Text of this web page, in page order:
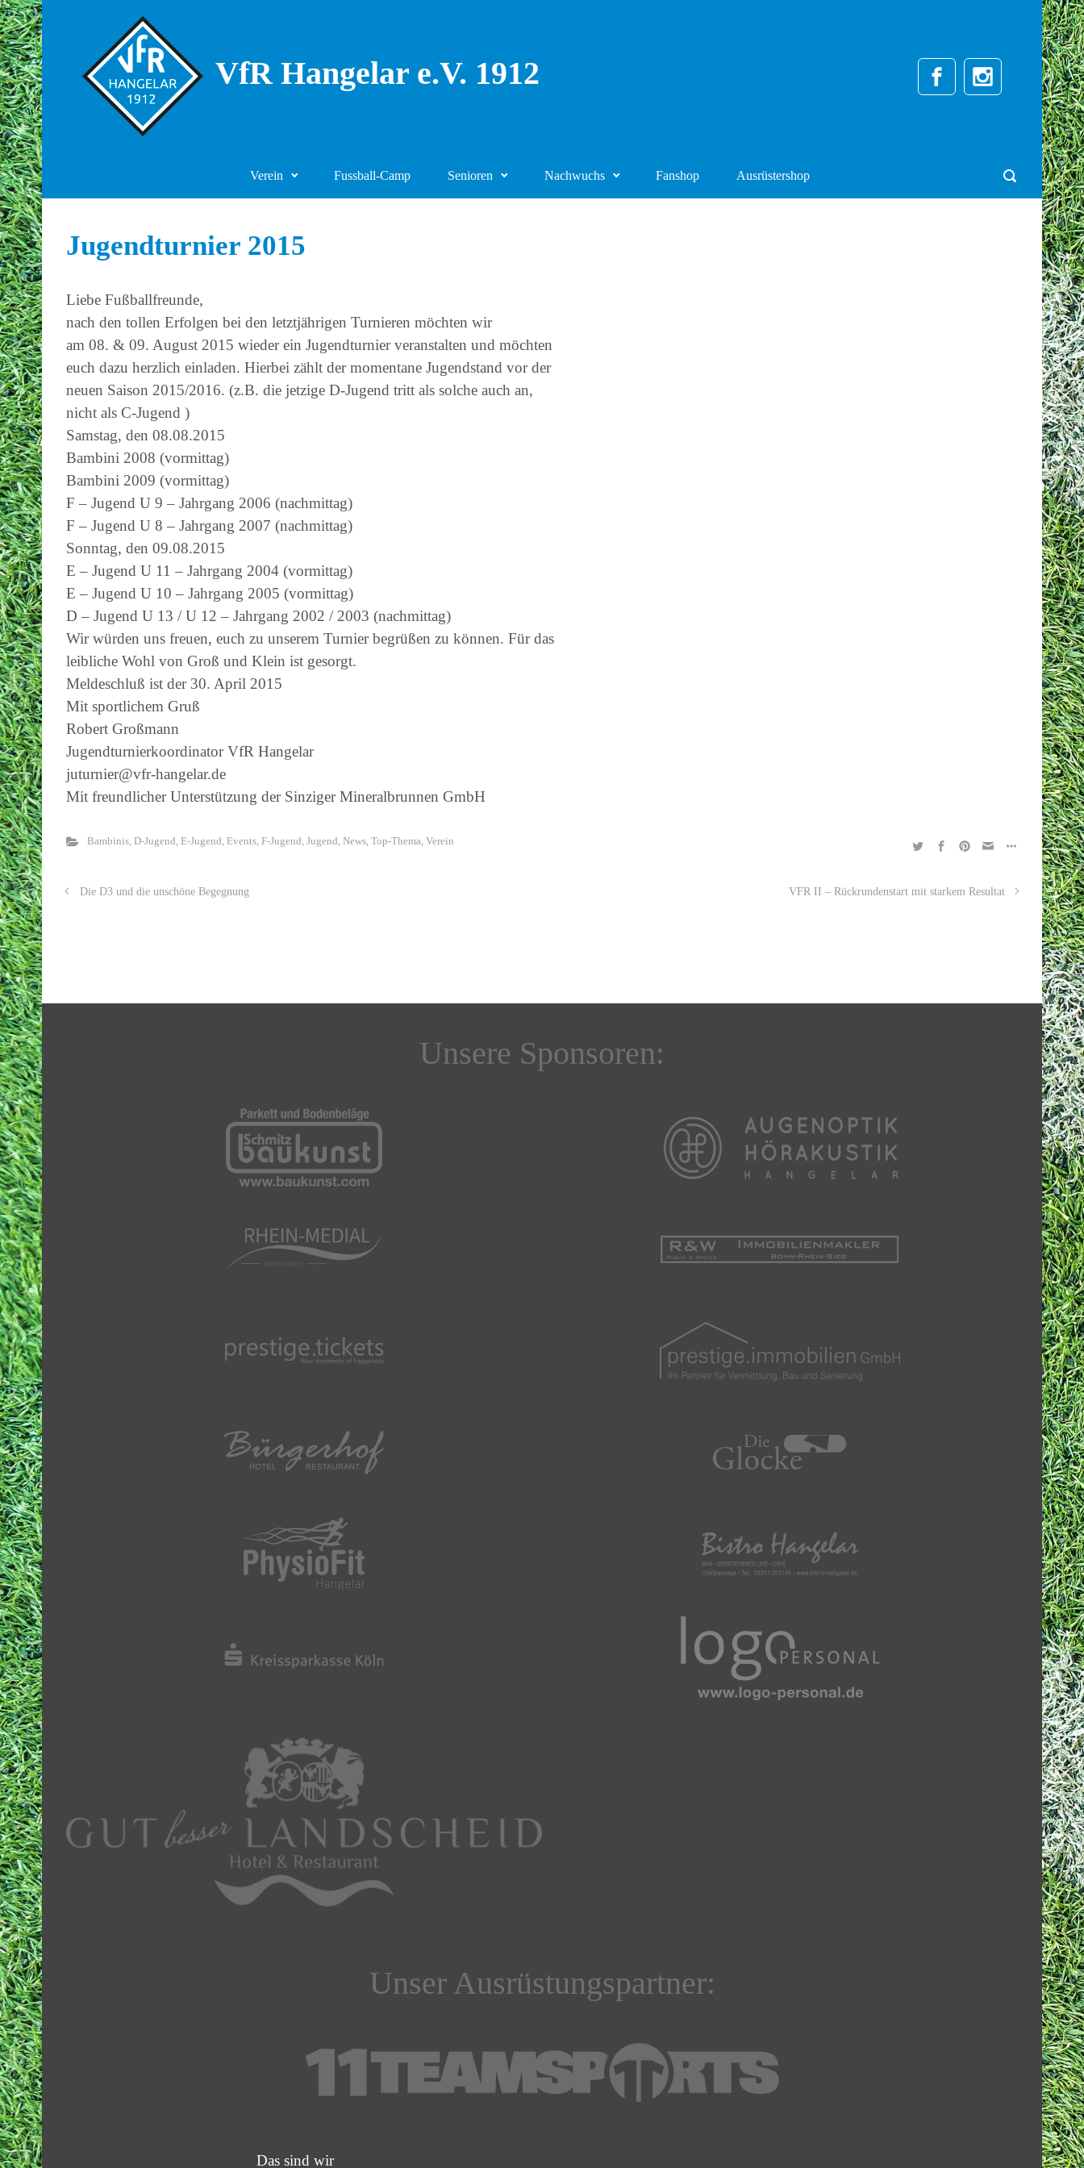
Zum Hauptinhalt springen
VfR Hangelar e.V. 1912
Verein Fussball-Camp Senioren Nachwuchs Fanshop Ausrüstershop
Jugendturnier 2015
Liebe Fußballfreunde,
nach den tollen Erfolgen bei den letztjährigen Turnieren möchten wir
am 08. & 09. August 2015 wieder ein Jugendturnier veranstalten und möchten
euch dazu herzlich einladen. Hierbei zählt der momentane Jugendstand vor der
neuen Saison 2015/2016. (z.B. die jetzige D-Jugend tritt als solche auch an,
nicht als C-Jugend )
Samstag, den 08.08.2015
Bambini 2008 (vormittag)
Bambini 2009 (vormittag)
F – Jugend U 9 – Jahrgang 2006 (nachmittag)
F – Jugend U 8 – Jahrgang 2007 (nachmittag)
Sonntag, den 09.08.2015
E – Jugend U 11 – Jahrgang 2004 (vormittag)
E – Jugend U 10 – Jahrgang 2005 (vormittag)
D – Jugend U 13 / U 12 – Jahrgang 2002 / 2003 (nachmittag)
Wir würden uns freuen, euch zu unserem Turnier begrüßen zu können. Für das
leibliche Wohl von Groß und Klein ist gesorgt.
Meldeschluß ist der 30. April 2015
Mit sportlichem Gruß
Robert Großmann
Jugendturnierkoordinator VfR Hangelar
juturnier@vfr-hangelar.de
Mit freundlicher Unterstützung der Sinziger Mineralbrunnen GmbH
Bambinis, D-Jugend , E-Jugend , Events, F-Jugend , Jugend , News, Top-Thema, Verein
Die D3 und die unschöne Begegnung VFR II – Rückrundenstart mit starkem Resultat
Unsere Sponsoren:
Unser Ausrüstungspartner:
Das sind wir